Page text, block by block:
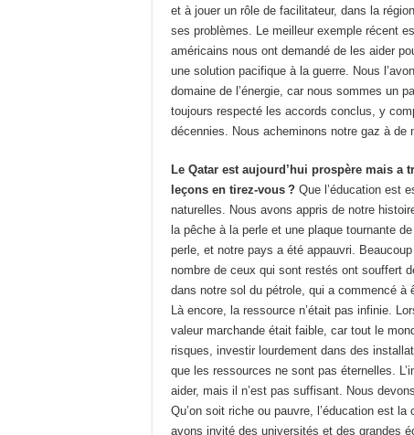
et à jouer un rôle de facilitateur, dans la
ses problèmes. Le meilleur exemple récent
américains nous ont demandé de les aider
une solution pacifique à la guerre. Nous
domaine de l’énergie, car nous sommes un
toujours respecté les accords conclus, y
décennies. Nous acheminons notre gaz à de
Le Qatar est aujourd’hui prospère mais
leçons en tirez-vous ? Que l’éducation est
naturelles. Nous avons appris de notre
la pêche à la perle et une plaque tournante
perle, et notre pays a été appauvri.
nombre de ceux qui sont restés ont souffert
dans notre sol du pétrole, qui a commencé à
Là encore, la ressource n’était pas infinie.
valeur marchande était faible, car tout le
risques, investir lourdement dans des
que les ressources ne sont pas éternelles.
aider, mais il n’est pas suffisant. Nous
Qu’on soit riche ou pauvre, l’éducation est
avons invité des universités et des grandes